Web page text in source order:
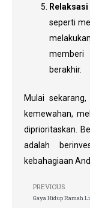
seperti
berakhir.
Mulai
kemewahan,
diprioritaskan.
adalah
kebahagiaan
PREVIOUS